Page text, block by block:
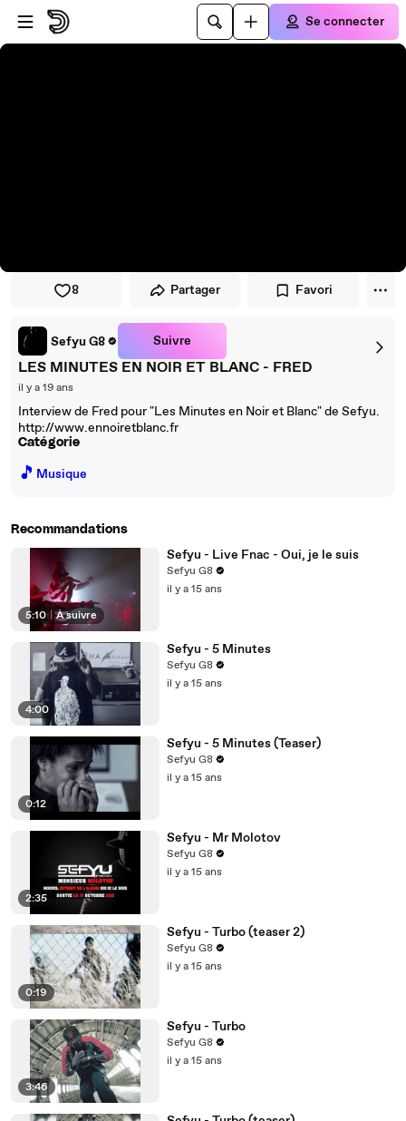
Passer au player
Passer au contenu principal
Se connecter
8 Partager Favori
Sefyu G8 Suivre
LES MINUTES EN NOIR ET BLANC - FRED
il y a 19 ans
Interview de Fred pour "Les Minutes en Noir et Blanc" de Sefyu.
http://www.ennoiretblanc.fr
Catégorie
🎵 Musique
Recommandations
5:10 À suivre
Sefyu - Live Fnac - Oui, je le suis
Sefyu G8
il y a 15 ans
4:00
Sefyu - 5 Minutes
Sefyu G8
il y a 15 ans
0:12
Sefyu - 5 Minutes (Teaser)
Sefyu G8
il y a 15 ans
2:35
Sefyu - Mr Molotov
Sefyu G8
il y a 15 ans
0:19
Sefyu - Turbo (teaser 2)
Sefyu G8
il y a 15 ans
3:46
Sefyu - Turbo
Sefyu G8
il y a 15 ans